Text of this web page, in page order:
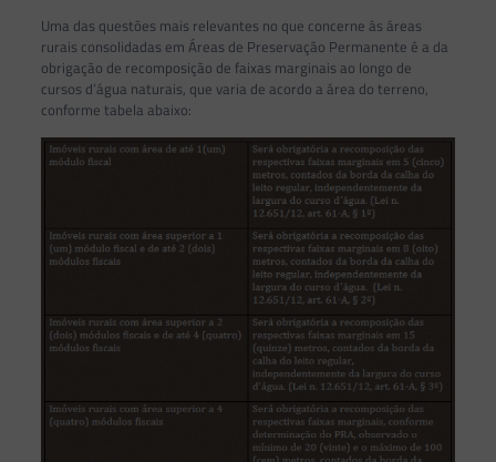
Uma das questões mais relevantes no que concerne às áreas
rurais consolidadas em Áreas de Preservação Permanente é a da
obrigação de recomposição de faixas marginais ao longo de
cursos d’água naturais, que varia de acordo a área do terreno,
conforme tabela abaixo: